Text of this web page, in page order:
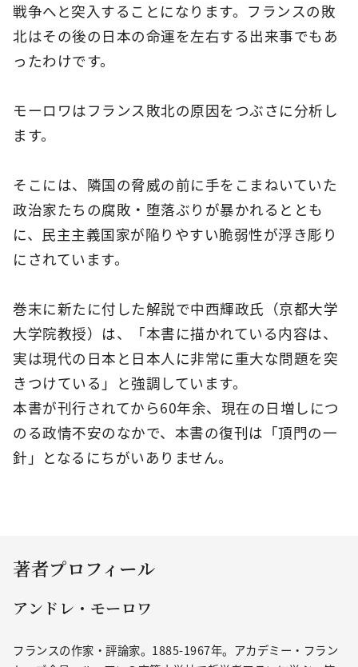
戦争へと突入することになります。フランスの敗
北はその後の日本の命運を左右する出来事でもあ
ったわけです。
モーロワはフランス敗北の原因をつぶさに分析し
ます。
そこには、隣国の脅威の前に手をこまねいていた
政治家たちの腐敗・堕落ぶりが暴かれるととも
に、民主主義国家が陥りやすい脆弱性が浮き彫り
にされています。
巻末に新たに付した解説で中西輝政氏（京都大学
大学院教授）は、「本書に描かれている内容は、
実は現代の日本と日本人に非常に重大な問題を突
きつけている」と強調しています。
本書が刊行されてから60年余、現在の日増しにつ
のる政情不安のなかで、本書の復刊は「頂門の一
針」となるにちがいありません。
著者プロフィール
アンドレ・モーロワ
フランスの作家・評論家。1885-1967年。アカデミー・フラン